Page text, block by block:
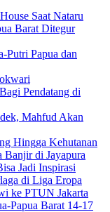
Saat Nataru
Barat Ditegur
Papua dan
Pendatang di
Mahfud Akan
Hingga Kehutanan
Banjir di Jayapura
Jadi Inspirasi
di Liga Eropa
ke PTUN Jakarta
Papua Barat 14-17